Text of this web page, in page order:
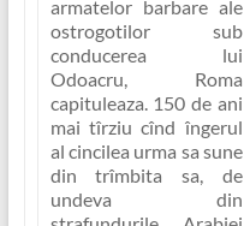
armatelor barbare ale
ostrogotilor sub
conducerea lui
Odoacru, Roma
capituleaza. 150 de ani
mai tîrziu cînd îngerul
al cincilea urma sa sune
din trîmbita sa, de
undeva din